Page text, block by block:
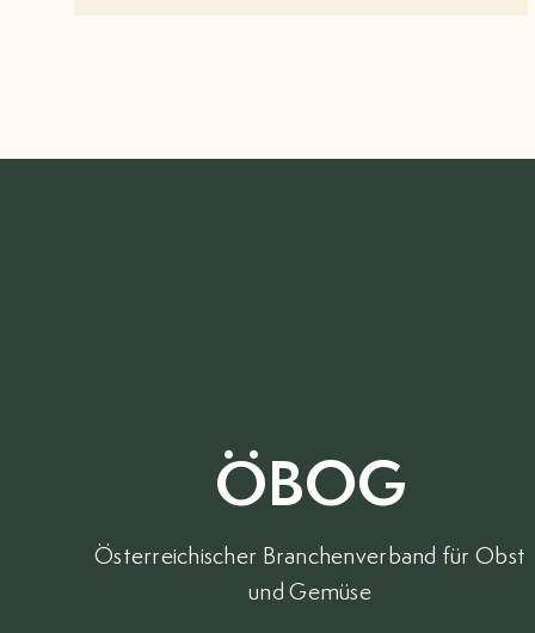
ÖBOG
Österreichischer Branchenverband für Obst
und Gemüse